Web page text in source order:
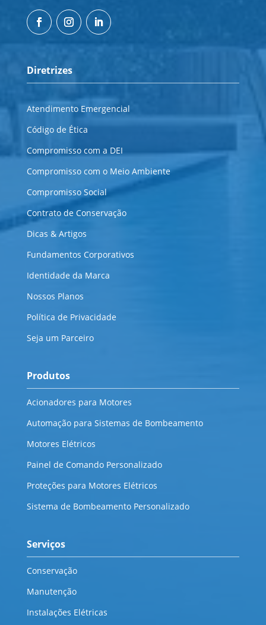
Diretrizes
Atendimento Emergencial
Código de Ética
Compromisso com a DEI
Compromisso com o Meio Ambiente
Compromisso Social
Contrato de Conservação
Dicas & Artigos
Fundamentos Corporativos
Identidade da Marca
Nossos Planos
Política de Privacidade
Seja um Parceiro
Produtos
Acionadores para Motores
Automação para Sistemas de Bombeamento
Motores Elétricos
Painel de Comando Personalizado
Proteções para Motores Elétricos
Sistema de Bombeamento Personalizado
Serviços
Conservação
Manutenção
Instalações Elétricas